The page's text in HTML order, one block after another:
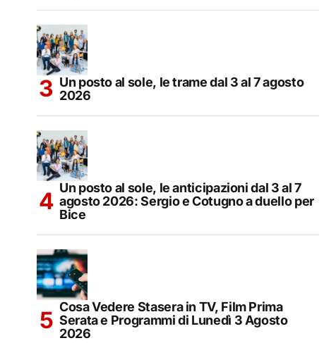
Un posto al sole, le trame dal 3 al 7 agosto
2026
Un posto al sole, le anticipazioni dal 3 al 7
agosto 2026: Sergio e Cotugno a duello per
Bice
Cosa Vedere Stasera in TV, Film Prima
Serata e Programmi di Lunedì 3 Agosto
2026